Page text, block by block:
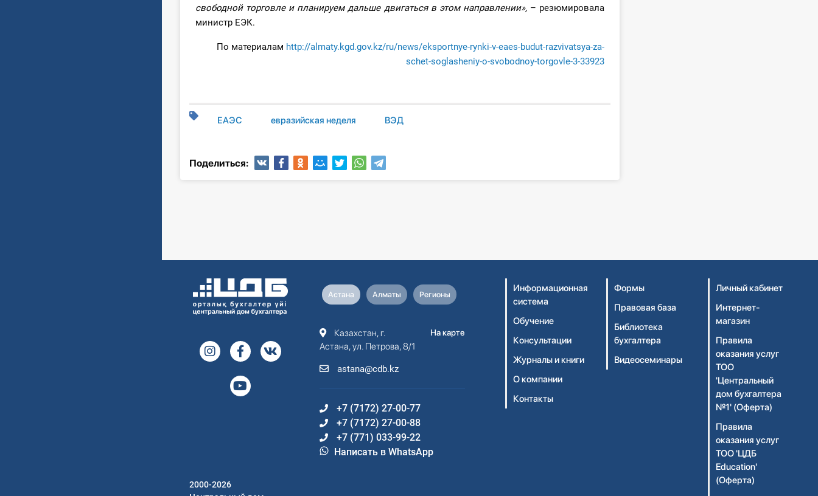
свободной торговле и планируем дальше двигаться в этом направлении»,– резюмировала
министр ЕЭК.
По материалам http://almaty.kgd.gov.kz/ru/news/eksportnye-rynki-v-eaes-budut-razvivatsya-za-
schet-soglasheniy-o-svobodnoy-torgovle-3-33923
ЕАЭС евразийская неделя ВЭД
Поделиться:
2000-2026
Астана Алматы Регионы
Казахстан, г.
Астана, ул. Петрова, 8/1
astana@cdb.kz
На карте
+7 (7172) 27-00-77
+7 (7172) 27-00-88
+7 (771) 033-99-22
Написать в WhatsApp
Информационная
система
Обучение
Консультации
Журналы и книги
О компании
Контакты
Формы
Правовая база
Библиотека
бухгалтера
Видеосеминары
Личный кабинет
Интернет-
магазин
Правила
оказания услуг
ТОО
'Центральный
дом бухгалтера
№1' (Оферта)
Правила
оказания услуг
ТОО 'ЦДБ
Education'
(Оферта)